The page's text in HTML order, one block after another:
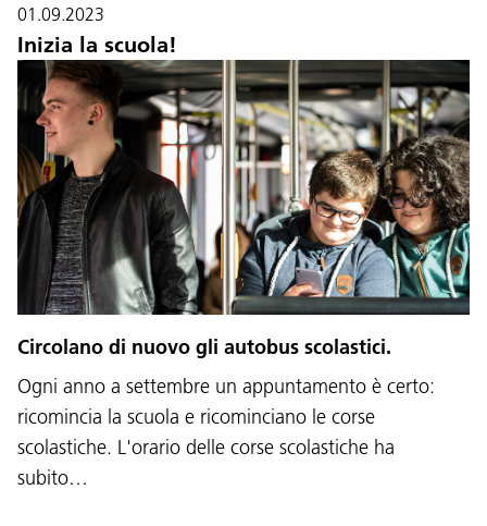
01.09.2023
Inizia la scuola!
Circolano di nuovo gli autobus scolastici.
Ogni anno a settembre un appuntamento è certo:
ricomincia la scuola e ricominciano le corse
scolastiche. L'orario delle corse scolastiche ha
subito…